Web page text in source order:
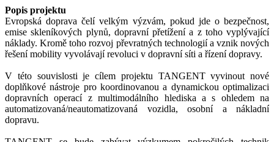
Popis projektu
Evropská doprava čelí velkým výzvám, pokud jde o bezpečnost,
emise skleníkových plynů, dopravní přetížení a z toho vyplývající
náklady. Kromě toho rozvoj převratných technologií a vznik nových
řešení mobility vyvolávají revoluci v dopravní síti a řízení dopravy.
V této souvislosti je cílem projektu TANGENT vyvinout nové
doplňkové nástroje pro koordinovanou a dynamickou optimalizaci
dopravních operací z multimodálního hlediska a s ohledem na
automatizovaná/neautomatizovaná vozidla, osobní a nákladní
dopravu.